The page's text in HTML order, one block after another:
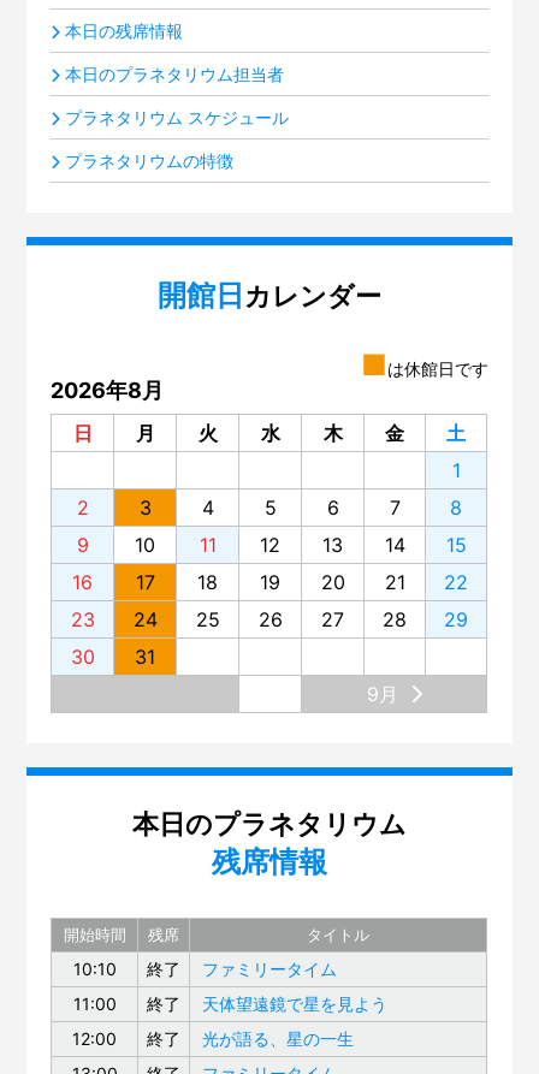
本日の残席情報
本日のプラネタリウム担当者
プラネタリウム スケジュール
プラネタリウムの特徴
開館日 カレンダー
■は休館日です
2026年8月
日 月 火 水 木 金
土
1
2
3 4 5 6 7
8
9
10 11 12 13 14
15
16
17 18 19 20 21
22
23
24 25 26 27 28
29
30
31
9月
本日のプラネタリウム
残席情報
開始時間 残席 タイトル
10:10 終了
ファミリータイム
11:00
終了
天体望遠鏡で星を見よう
12:00
終了
光が語る、星の一生